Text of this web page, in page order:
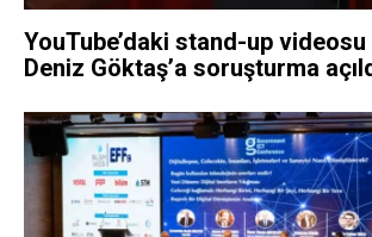
YouTube’daki stand-up
Deniz Göktaş’a soruşturma